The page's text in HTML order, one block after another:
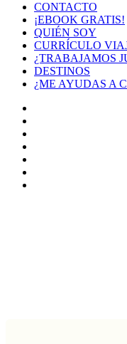
CONTACTO
¡EBOOK GRATIS!
QUIÉN SOY
CURRÍCULO
¿TRABAJAMOS
DESTINOS
¿ME AYUDAS A